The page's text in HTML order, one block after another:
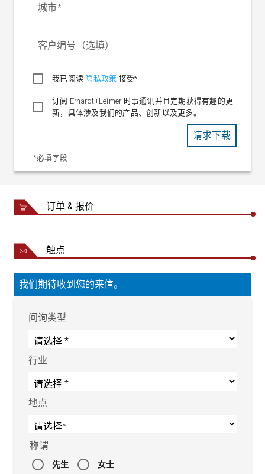
装置
环境
空气
15 至 95 %（不冷凝）
等级
IP 54
操作
德语、英语、法语、意大利语、印地语、
繁体中文、日语、简体中文、罗马尼亚
语、俄语、波兰语、葡萄牙语、西班牙
兰语、瑞典语、斯洛伐克语、斯洛文尼亚
认证
选择
表
类型
4221
4222
正面面板安装
城市
客户编号（选填）
我已阅读 隐私政策 接受*
订阅 Erhardt+Leimer 时事通讯并且定期获得有趣的更
新，具体涉及我们的产品、创新以及更多。
*必填字段
请求下载
订单 & 报价
触点
我们期待收到您的来信。
问询类型
行业
地点
称谓
先生 女士